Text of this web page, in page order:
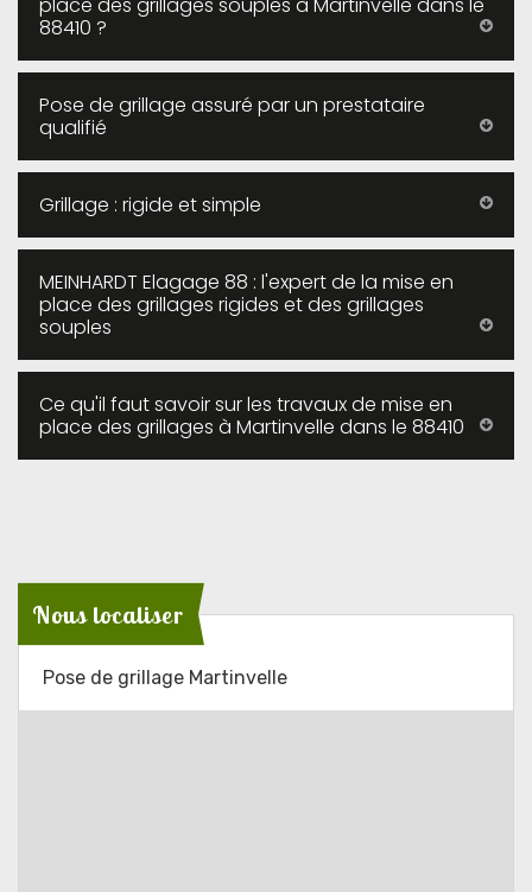
88410 ?
Pose de grillage assuré par un prestataire
qualifié
Grillage : rigide et simple
MEINHARDT Elagage 88 : l'expert de la mise en
place des grillages rigides et des grillages
souples
Ce qu'il faut savoir sur les travaux de mise en
place des grillages à Martinvelle dans le 88410
Nous localiser
Pose de grillage Martinvelle